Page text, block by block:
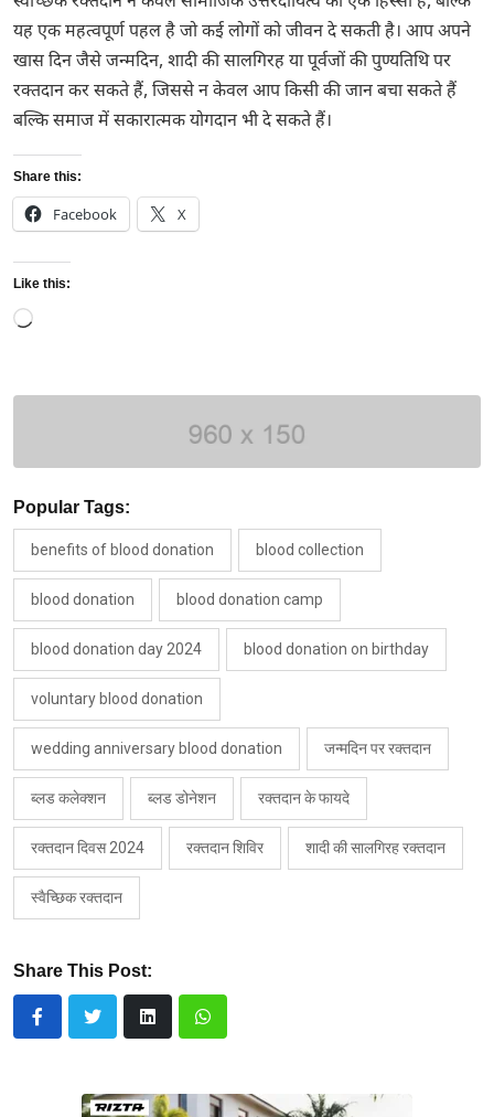
यह एक महत्वपूर्ण पहल है जो कई लोगों को जीवन दे सकती है। आप अपने
खास दिन जैसे जन्मदिन, शादी की सालगिरह या पूर्वजों की पुण्यतिथि पर
रक्तदान कर सकते हैं, जिससे न केवल आप किसी की जान बचा सकते हैं
बल्कि समाज में सकारात्मक योगदान भी दे सकते हैं।
Share this:
Facebook X
Like this:
Loading…
Popular Tags:
benefits of blood donation blood collection
blood donation blood donation camp
blood donation day 2024 blood donation on birthday
voluntary blood donation
wedding anniversary blood donation जन्मदिन पर रक्तदान
ब्लड कलेक्शन ब्लड डोनेशन रक्तदान के फायदे
रक्तदान दिवस 2024 रक्तदान शिविर शादी की सालगिरह रक्तदान
स्वैच्छिक रक्तदान
Share This Post: